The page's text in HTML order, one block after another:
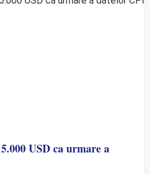
USD ca urmare a